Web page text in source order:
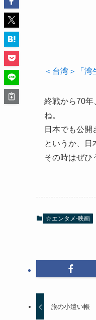
＜台湾＞「
終戦から70年
ね。
日本でも公開
というか、日
その時はぜひ
☆エンタメ-映画
旅の小遣い帳